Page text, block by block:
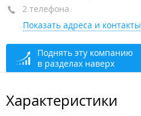
+7 (423) 252-41-78
+7 908 442-41-78
открыто: 09:00–19:00
2 телефона
Показать адреса и контакты
Поднять эту компанию
в разделах наверх
Характеристики